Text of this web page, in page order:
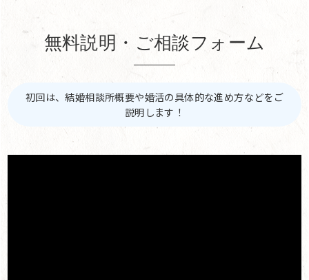
無料説明・ご相談フォーム
初回は、結婚相談所概要や婚活の具体的な進め方などをご
説明します！